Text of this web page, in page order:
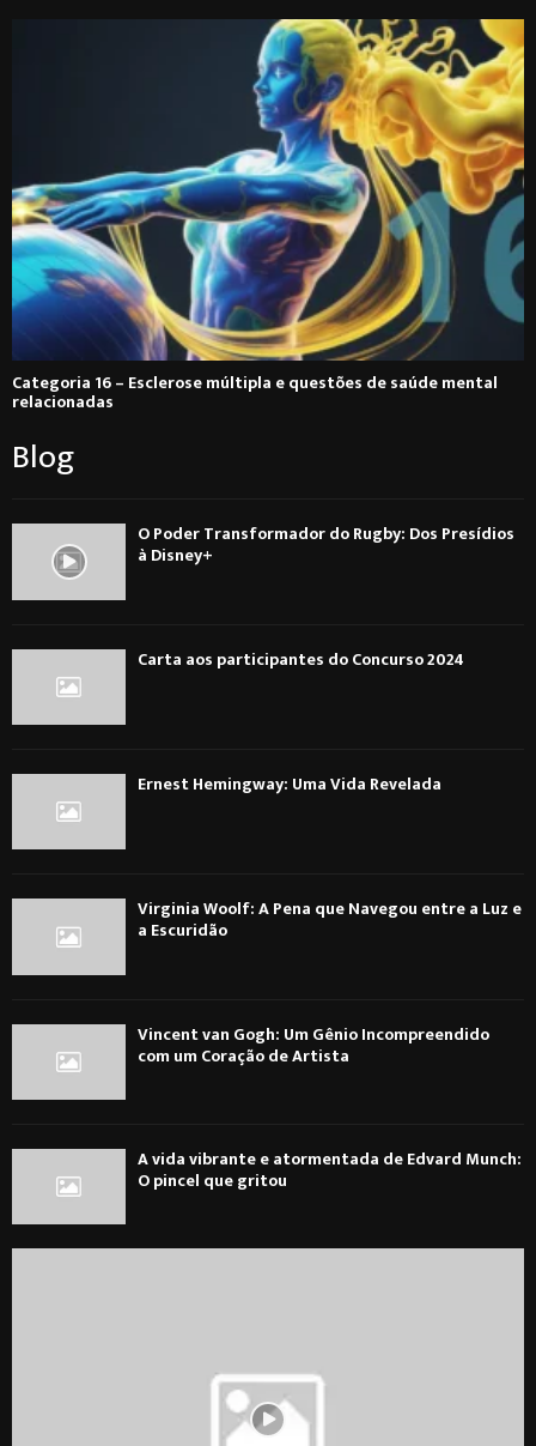
Categoria 16 – Esclerose múltipla e questões de saúde mental
relacionadas
Blog
O Poder Transformador do Rugby: Dos Presídios
à Disney+
Carta aos participantes do Concurso 2024
Ernest Hemingway: Uma Vida Revelada
Virginia Woolf: A Pena que Navegou entre a Luz e
a Escuridão
Vincent van Gogh: Um Gênio Incompreendido
com um Coração de Artista
A vida vibrante e atormentada de Edvard Munch:
O pincel que gritou